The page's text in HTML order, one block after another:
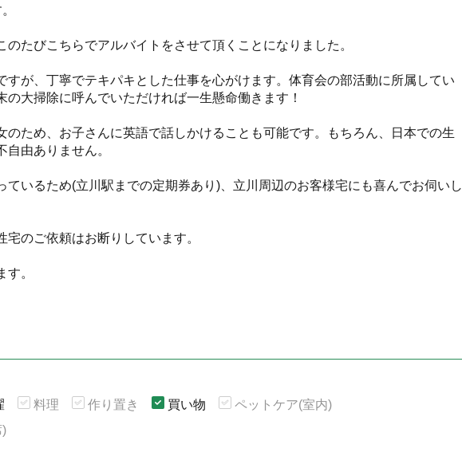
たびこちらでアルバイトをさせて頂くことになりました。
すが、丁寧でテキパキとした仕事を心がけます。体育会の部活動に所属してい
の大掃除に呼んでいただければ一生懸命働きます！
のため、お子さんに英語で話しかけることも可能です。もちろん、日本での生
由ありません。
ているため(立川駅までの定期券あり)、立川周辺のお客様宅にも喜んでお伺いし
のご依頼はお断りしています。
。
料理 作り置き 買い物
ペットケア(室内)
)